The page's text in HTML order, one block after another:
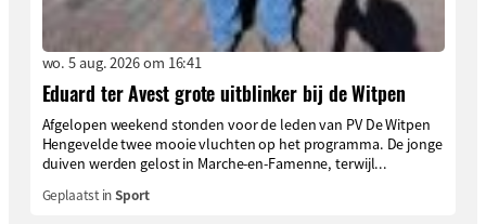
wo. 5 aug. 2026 om 16:41
Eduard ter Avest grote uitblinker bij de Witpen
Afgelopen weekend stonden voor de leden van PV De Witpen
Hengevelde twee mooie vluchten op het programma. De jonge
duiven werden gelost in Marche-en-Famenne, terwijl...
Geplaatst inSport